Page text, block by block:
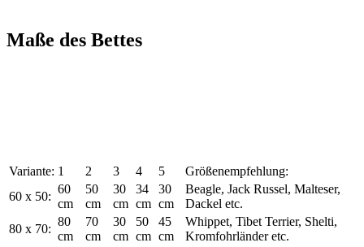
Maße des Bettes
Variante: 1 2 3 4 5
Größenempfehlung:
60 x 50:
60
cm
50
cm
30
cm
34
cm
30
cm
Beagle, Jack Russel, Malteser,
Dackel etc.
80 x 70:
80
cm
70
cm
30
cm
50
cm
45
cm
Whippet, Tibet Terrier, Shelti,
Kromfohrländer etc.